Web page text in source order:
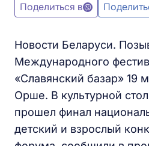
Поделиться в
Новости Беларуси.
Международного
«Славянский базар» 19
Орше. В культурной
прошел финал
детский и взрослый